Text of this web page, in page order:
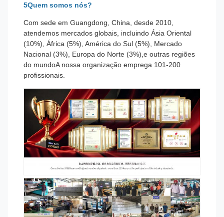
5Quem somos nós?
Com sede em Guangdong, China, desde 2010,
atendemos mercados globais, incluindo Ásia Oriental
(10%), África (5%), América do Sul (5%), Mercado
Nacional (3%), Europa do Norte (3%),e outras regiões
do mundoA nossa organização emprega 101-200
profissionais.